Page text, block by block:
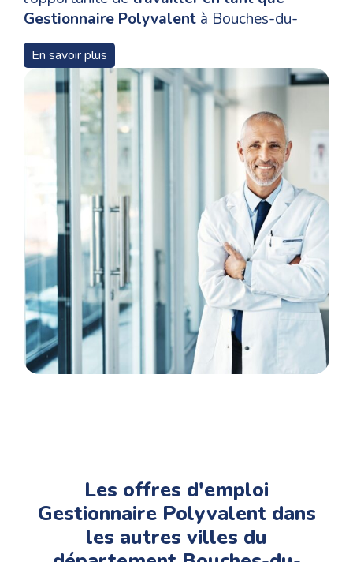
Gestionnaire Polyvalent à Bouches-du-
Rhône et de vous épanouir dans votre
domaine de compétences.
Pour un recrutement en tant que
Gestionnaire Polyvalent
à Marseille 16e
arrondissement, les niveaux de formation, les
qualifications et les compétences nécessaires
pour les candidats varient en fonction des
postes et Phi RH vous accompagne tout au
long de votre parcours de votre candidature à
l’annonce jusqu’à votre prise de poste..
En savoir plus
Les offres d'emploi
Gestionnaire Polyvalent dans
les autres villes du